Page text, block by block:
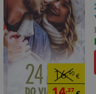
16,90€
,37